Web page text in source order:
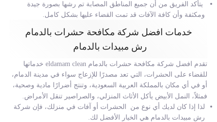
يتأكد الفريق من أن جميع المناطق المصابة تم رشها بصورة جيدة
ومكثفة وأن كافة الآفات قد تمت القضاء عليها بشكل كامل.
خدمات افضل شركة مكافحة حشرات بالدمام
رش مبيدات بالدمام
تقدم افضل شركة مكافحة حشرات بالدمام eldamam clean خدماتها
للقضاء على الحشرات، التي تعد مصدرًا للإزعاج سواء في مدينة الدمام،
أو في أي مكان بالمملكة العربية السعودية، وتنتج أضرارًا مادية وصحية،
فمثلاً، النمل الأبيض يأكل الأثاث المنزلي، والصراصير تنقل الأمراض.
لذا إذا كان لديك أي نوع من الحشرات أو آفات في منزلك، فإن شركة
رش مبيدات بالدمام هي الخيار الأفضل لك.